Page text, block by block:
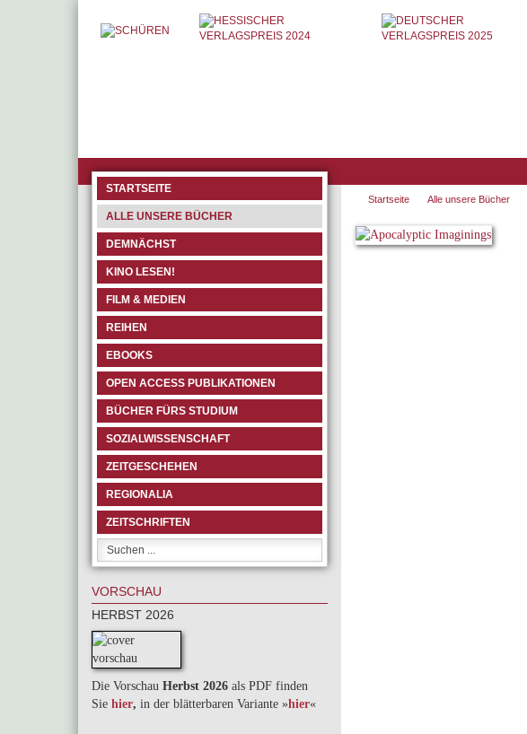
STARTSEITE
ALLE UNSERE BÜCHER
DEMNÄCHST
KINO LESEN!
FILM & MEDIEN
REIHEN
EBOOKS
OPEN ACCESS PUBLIKATIONEN
BÜCHER FÜRS STUDIUM
SOZIALWISSENSCHAFT
ZEITGESCHEHEN
REGIONALIA
ZEITSCHRIFTEN
VORSCHAU
HERBST 2026
Die Vorschau Herbst 2026 als PDF finden
Sie hier, in der blätterbaren Variante »hier«
Startseite Alle unsere Bücher